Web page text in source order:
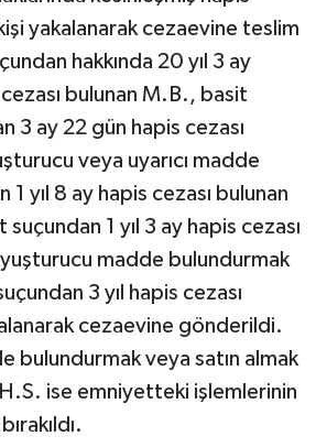
yakalanarak cezaevine teslim
hakkında 20 yıl 3 ay
bulunan M.B., basit
3 ay 22 gün hapis cezası
veya uyarıcı madde
1 yıl 8 ay hapis cezası bulunan
1 yıl 3 ay hapis cezası
madde bulundurmak
3 yıl hapis cezası
cezaevine gönderildi.
bulundurmak veya satın almak
ise emniyetteki işlemlerinin